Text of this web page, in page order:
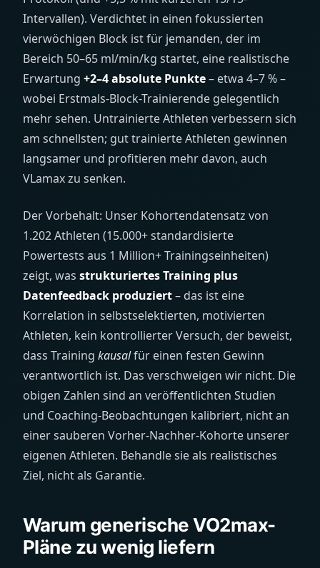
Intervallen). Verdichtet in einen fokussierten
vierwöchigen Block ist für jemanden, der im
Bereich 50–65 ml/min/kg startet, eine realistische
Erwartung +2–4 absolute Punkte– etwa 4–7 % –
wobei Erstmals-Block-Trainierende gelegentlich
mehr sehen. Untrainierte Athleten verbessern sich
am schnellsten; gut trainierte Athleten gewinnen
langsamer und profitieren mehr davon, auch
VLamax zu senken.
Der Vorbehalt: Unser Kohortendatensatz von
1.202 Athleten (15.000+ standardisierte
Powertests aus 1 Million+ Trainingseinheiten)
zeigt, was strukturiertes Training plus
Datenfeedback produziert– das ist eine
Korrelation in selbstselektierten, motivierten
Athleten, kein kontrollierter Versuch, der beweist,
dass Training kausalfür einen festen Gewinn
verantwortlich ist. Das verschweigen wir nicht. Die
obigen Zahlen sind an veröffentlichten Studien
und Coaching-Beobachtungen kalibriert, nicht an
einer sauberen Vorher-Nachher-Kohorte unserer
eigenen Athleten. Behandle sie als realistisches
Ziel, nicht als Garantie.
Warum generische VO2max-
Pläne zu wenig liefern